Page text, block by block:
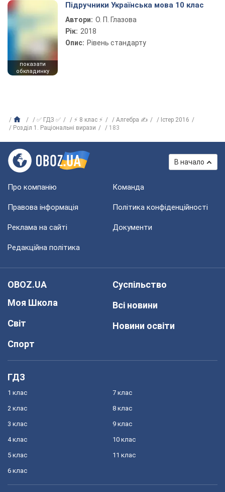
показати
обкладинку
Підручники Українська мова 10 клас
Автори: О. П. Глазова
Рік: 2018
Опис: Рівень стандарту
✅ ГДЗ ✅ ⚡ 8 клас ⚡ Алгебра ✍
Істер 2016
Розділ 1. Раціональні вирази
183
В начало
Про компанію Команда
Правова інформація Політика конфіденційності
Реклама на сайті Документи
Редакційна політика
OBOZ.UA
Моя Школа
Світ
Спорт
Суспільство
Всі новини
Новини освіти
ГДЗ
1 клас
2 клас
3 клас
4 клас
5 клас
6 клас
7 клас
8 клас
9 клас
10 клас
11 клас